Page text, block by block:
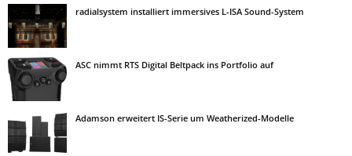
radialsystem installiert immersives L-ISA Sound-System
ASC nimmt RTS Digital Beltpack ins Portfolio auf
Adamson erweitert IS-Serie um Weatherized-Modelle